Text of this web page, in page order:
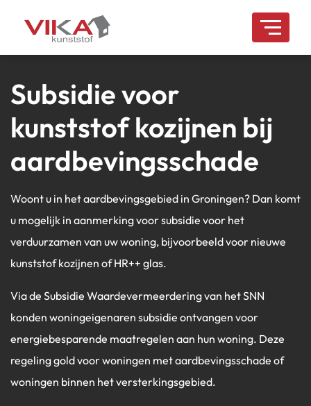
Subsidie voor
kunststof kozijnen bij
aardbevingsschade
Woont u in het aardbevingsgebied in Groningen? Dan komt
u mogelijk in aanmerking voor subsidie voor het
verduurzamen van uw woning, bijvoorbeeld voor nieuwe
kunststof kozijnen of HR++ glas.
Via de Subsidie Waardevermeerdering van het SNN
konden woningeigenaren subsidie ontvangen voor
energiebesparende maatregelen aan hun woning. Deze
regeling gold voor woningen met aardbevingsschade of
woningen binnen het versterkingsgebied.